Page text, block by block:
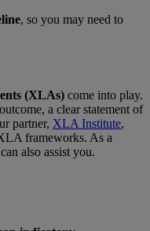
, so you may need to
(XLAs) come into play.
a clear statement of
partner, XLA Institute,
frameworks. As a
also assist you.